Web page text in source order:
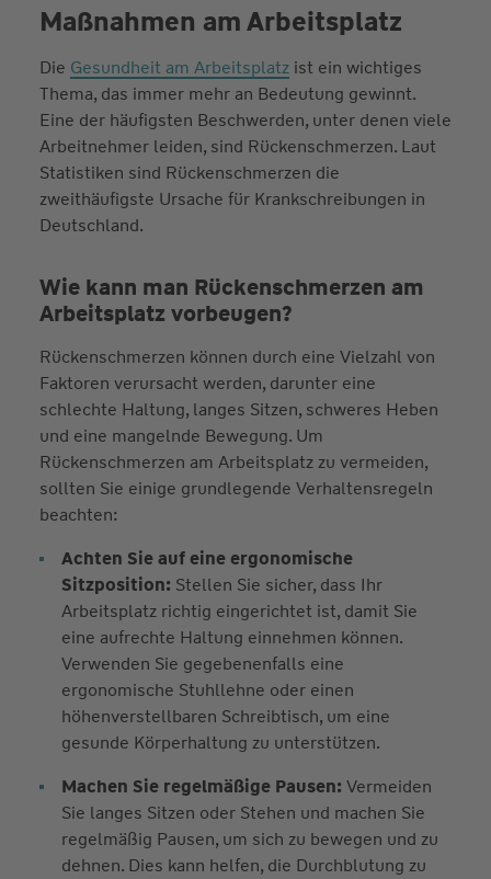
Maßnahmen am Arbeitsplatz
Die Gesundheit am Arbeitsplatzist ein wichtiges
Thema, das immer mehr an Bedeutung gewinnt.
Eine der häufigsten Beschwerden, unter denen viele
Arbeitnehmer leiden, sind Rückenschmerzen. Laut
Statistiken sind Rückenschmerzen die
zweithäufigste Ursache für Krankschreibungen in
Deutschland.
Wie kann man Rückenschmerzen am
Arbeitsplatz vorbeugen?
Rückenschmerzen können durch eine Vielzahl von
Faktoren verursacht werden, darunter eine
schlechte Haltung, langes Sitzen, schweres Heben
und eine mangelnde Bewegung. Um
Rückenschmerzen am Arbeitsplatz zu vermeiden,
sollten Sie einige grundlegende Verhaltensregeln
beachten:
Achten Sie auf eine ergonomische
Sitzposition: Stellen Sie sicher, dass Ihr
Arbeitsplatz richtig eingerichtet ist, damit Sie
eine aufrechte Haltung einnehmen können.
Verwenden Sie gegebenenfalls eine
ergonomische Stuhllehne oder einen
höhenverstellbaren Schreibtisch, um eine
gesunde Körperhaltung zu unterstützen.
Machen Sie regelmäßige Pausen: Vermeiden
Sie langes Sitzen oder Stehen und machen Sie
regelmäßig Pausen, um sich zu bewegen und zu
dehnen. Dies kann helfen, die Durchblutung zu